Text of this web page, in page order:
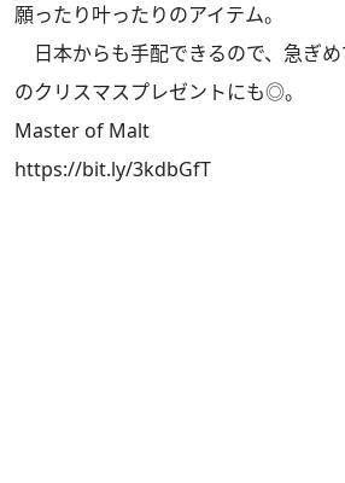
願ったり叶ったりのアイテム。
日本からも手配できるので、急ぎ
のクリスマスプレゼントにも◎。
Master of Malt
https://bit.ly/3kdbGfT